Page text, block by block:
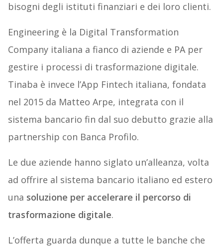
bisogni degli istituti finanziari e dei loro clienti.
Engineering è la Digital Transformation
Company italiana a fianco di aziende e PA per
gestire i processi di trasformazione digitale.
Tinaba è invece l’App Fintech italiana, fondata
nel 2015 da Matteo Arpe, integrata con il
sistema bancario fin dal suo debutto grazie alla
partnership con Banca Profilo.
Le due aziende hanno siglato un’alleanza, volta
ad offrire al sistema bancario italiano ed estero
una soluzione per accelerare il percorso di
trasformazione digitale.
L’offerta guarda dunque a tutte le banche che